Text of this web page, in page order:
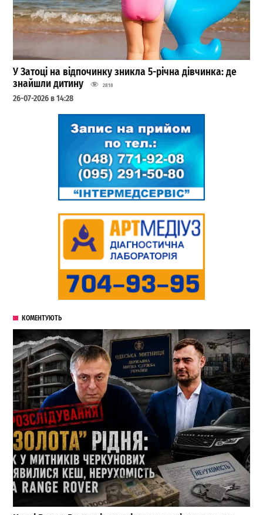
У Затоці на відпочинку зникла 5-річна дівчинка: де
знайшли дитину
2818
26-07-2026 в 14:28
КОМЕНТУЮТЬ